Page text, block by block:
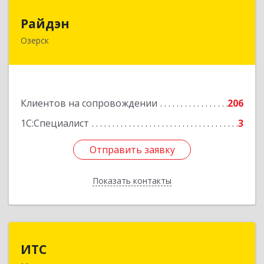
Райдэн
Озерск
Клиентов на сопровождении
206
1С:Специалист
3
Отправить заявку
Показать контакты
456783, Челябинская обл, Озерск г, Ленина пр-
Отправить заявку
Назад
ИТС